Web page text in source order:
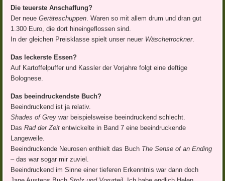
Die teuerste Anschaffung?
Der neueGeräteschuppen. Waren so mit allem drum und dran gut
1.300 Euro, die dort hineingeflossen sind.
In der gleichen Preisklasse spielt unser neuer Wäschetrockner.
Das leckerste Essen?
Auf Kartoffelpuffer und Kassler der Vorjahre folgt eine deftige
Bolognese.
Das beeindruckendste Buch?
Beeindruckend ist ja relativ.
Shades of Grey war beispielsweise beeindruckend schlecht.
DasRad der Zeit entwickelte in Band 7 eine beeindruckende
Langeweile.
Beeindruckende Neurosen enthielt das Buch The Sense of an Ending
– das war sogar mir zuviel.
Beeindruckend im Sinne einer tieferen Erkenntnis war dann doch